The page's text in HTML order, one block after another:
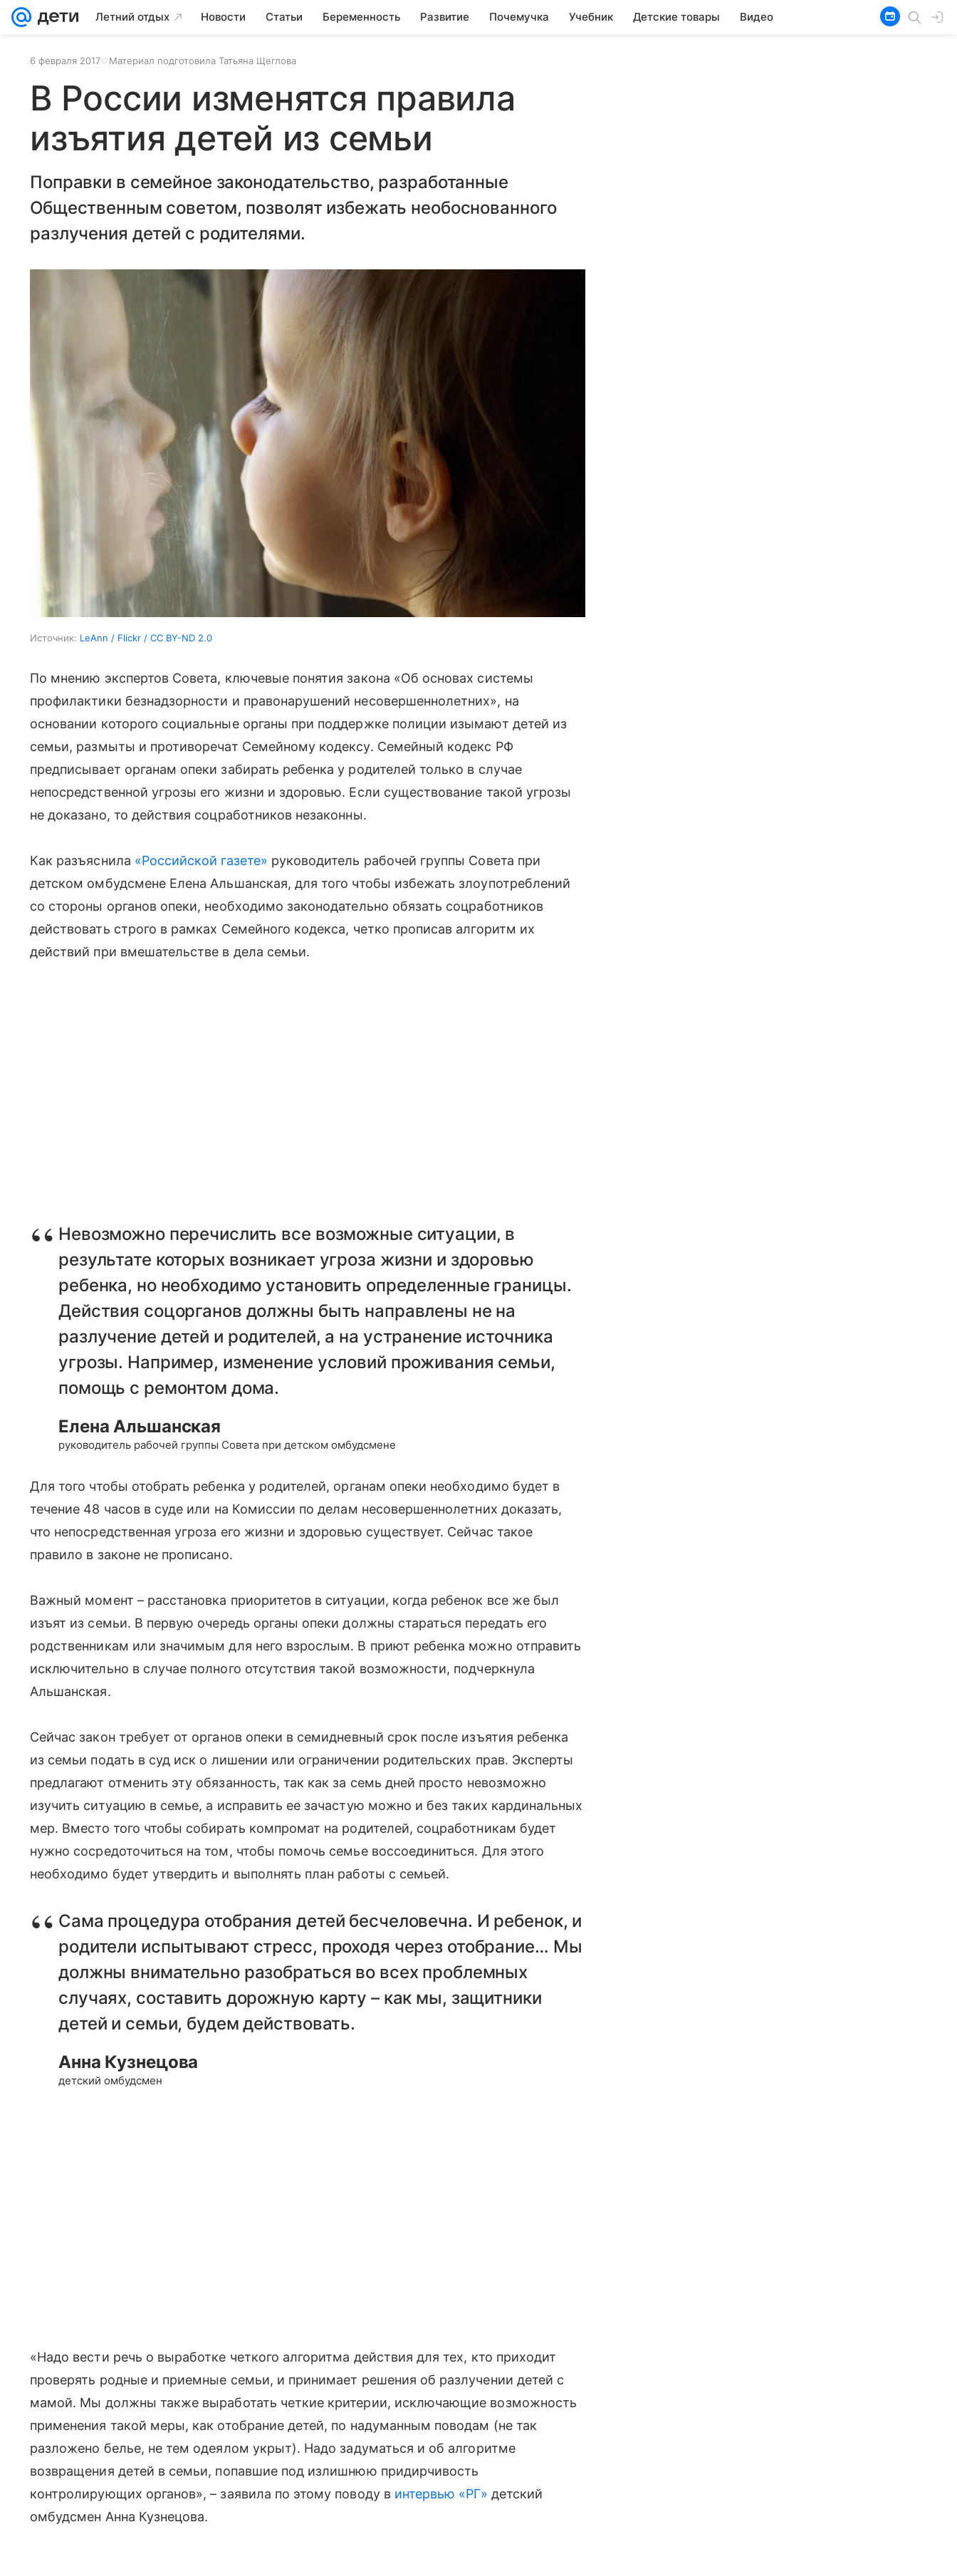
Летний отдых Новости Статьи Беременность Развитие Почемучка Учебник Детские товары Видео
6 февраля 2017 Материал подготовила Татьяна Щеглова
В России изменятся правила
изъятия детей из семьи
Поправки в семейное законодательство, разработанные
Общественным советом, позволят избежать необоснованного
разлучения детей с родителями.
Источник: LeAnn / Flickr / CC BY-ND 2.0
По мнению экспертов Совета, ключевые понятия закона «Об основах системы
профилактики безнадзорности и правонарушений несовершеннолетних», на
основании которого социальные органы при поддержке полиции изымают детей из
семьи, размыты и противоречат Семейному кодексу. Семейный кодекс РФ
предписывает органам опеки забирать ребенка у родителей только в случае
непосредственной угрозы его жизни и здоровью. Если существование такой угрозы
не доказано, то действия соцработников незаконны.
Как разъяснила «Российской газете» руководитель рабочей группы Совета при
детском омбудсмене Елена Альшанская, для того чтобы избежать злоупотреблений
со стороны органов опеки, необходимо законодательно обязать соцработников
действовать строго в рамках Семейного кодекса, четко прописав алгоритм их
действий при вмешательстве в дела семьи.
Невозможно перечислить все возможные ситуации, в
результате которых возникает угроза жизни и здоровью
ребенка, но необходимо установить определенные границы.
Действия соцорганов должны быть направлены не на
разлучение детей и родителей, а на устранение источника
угрозы. Например, изменение условий проживания семьи,
помощь с ремонтом дома.
Елена Альшанская
руководитель рабочей группы Совета при детском омбудсмене
Для того чтобы отобрать ребенка у родителей, органам опеки необходимо будет в
течение 48 часов в суде или на Комиссии по делам несовершеннолетних доказать,
что непосредственная угроза его жизни и здоровью существует. Сейчас такое
правило в законе не прописано.
Важный момент – расстановка приоритетов в ситуации, когда ребенок все же был
изъят из семьи. В первую очередь органы опеки должны стараться передать его
родственникам или значимым для него взрослым. В приют ребенка можно отправить
исключительно в случае полного отсутствия такой возможности, подчеркнула
Альшанская.
Сейчас закон требует от органов опеки в семидневный срок после изъятия ребенка
из семьи подать в суд иск о лишении или ограничении родительских прав. Эксперты
предлагают отменить эту обязанность, так как за семь дней просто невозможно
изучить ситуацию в семье, а исправить ее зачастую можно и без таких кардинальных
мер. Вместо того чтобы собирать компромат на родителей, соцработникам будет
нужно сосредоточиться на том, чтобы помочь семье воссоединиться. Для этого
необходимо будет утвердить и выполнять план работы с семьей.
Сама процедура отобрания детей бесчеловечна. И ребенок, и
родители испытывают стресс, проходя через отобрание… Мы
должны внимательно разобраться во всех проблемных
случаях, составить дорожную карту – как мы, защитники
детей и семьи, будем действовать.
Анна Кузнецова
детский омбудсмен
«Надо вести речь о выработке четкого алгоритма действия для тех, кто приходит
проверять родные и приемные семьи, и принимает решения об разлучении детей с
мамой. Мы должны также выработать четкие критерии, исключающие возможность
применения такой меры, как отобрание детей, по надуманным поводам (не так
разложено белье, не тем одеялом укрыт). Надо задуматься и об алгоритме
возвращения детей в семьи, попавшие под излишнюю придирчивость
контролирующих органов», – заявила по этому поводу в интервью «РГ» детский
омбудсмен Анна Кузнецова.